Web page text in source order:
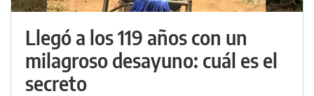
Llegó a los 119 años con un
milagroso desayuno: cuál es el
secreto